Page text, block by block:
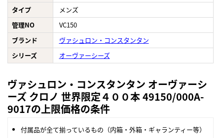
タイプ
メンズ
管理NO
VC150
ブランド
ヴァシュロン・コンスタンタン
シリーズ
オーヴァーシーズ
ヴァシュロン・コンスタンタン オーヴァーシ
ーズ クロノ 世界限定４００本 49150/000A-
9017の上限価格の条件
付属品が全て揃っているもの（内箱・外箱・ギャランティー等）